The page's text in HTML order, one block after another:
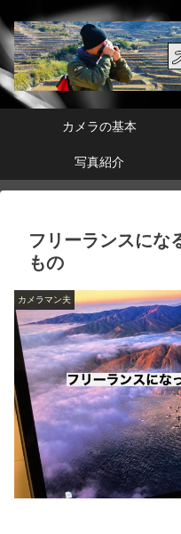
カメラの基本
写真紹介
フリーランスにな
もの
カメラマン夫